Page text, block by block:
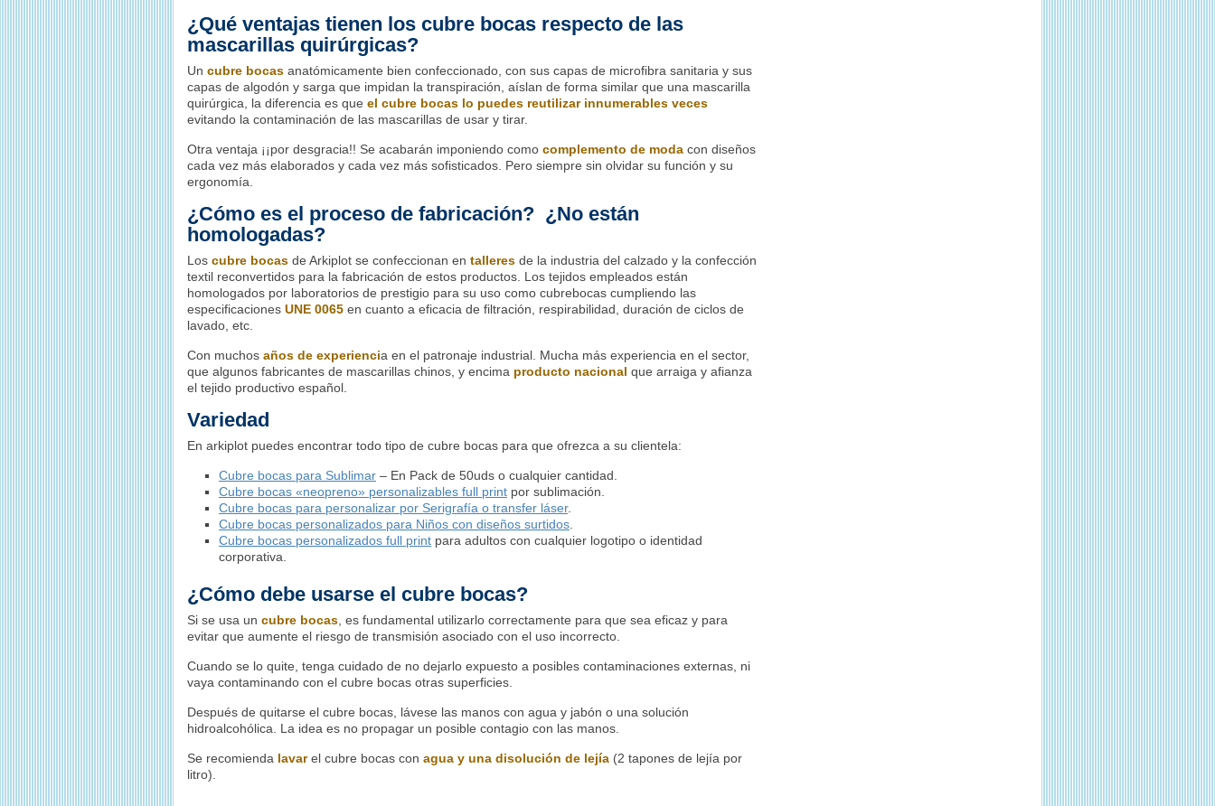
¿Qué ventajas tienen los cubre bocas respecto de las
mascarillas quirúrgicas?
Un cubre bocas anatómicamente bien confeccionado, con sus capas de microfibra sanitaria y sus
capas de algodón y sarga que impidan la transpiración, aíslan de forma similar que una mascarilla
quirúrgica, la diferencia es que el cubre bocas lo puedes reutilizar innumerables veces
evitando la contaminación de las mascarillas de usar y tirar.
Otra ventaja ¡¡por desgracia!! Se acabarán imponiendo como complemento de moda con diseños
cada vez más elaborados y cada vez más sofisticados. Pero siempre sin olvidar su función y su
ergonomía.
¿Cómo es el proceso de fabricación? ¿No están
homologadas?
Los cubre bocas de Arkiplot se confeccionan en talleres de la industria del calzado y la confección
textil reconvertidos para la fabricación de estos productos. Los tejidos empleados están
homologados por laboratorios de prestigio para su uso como cubrebocas cumpliendo las
especificaciones UNE 0065 en cuanto a eficacia de filtración, respirabilidad, duración de ciclos de
lavado, etc.
Con muchos años de experiencia en el patronaje industrial. Mucha más experiencia en el sector,
que algunos fabricantes de mascarillas chinos, y encima producto nacional que arraiga y afianza
el tejido productivo español.
Variedad
En arkiplot puedes encontrar todo tipo de cubre bocas para que ofrezca a su clientela:
Cubre bocas para Sublimar – En Pack de 50uds o cualquier cantidad.
Cubre bocas «neopreno» personalizables full print por sublimación.
Cubre bocas para personalizar por Serigrafía o transfer láser.
Cubre bocas personalizados para Niños con diseños surtidos
Cubre bocas personalizados full print para adultos con cualquier logotipo o identidad
corporativa.
¿Cómo debe usarse el cubre bocas?
Si se usa un cubre bocas , es fundamental utilizarlo correctamente para que sea eficaz y para
evitar que aumente el riesgo de transmisión asociado con el uso incorrecto.
Cuando se lo quite, tenga cuidado de no dejarlo expuesto a posibles contaminaciones externas, ni
vaya contaminando con el cubre bocas otras superficies.
Después de quitarse el cubre bocas, lávese las manos con agua y jabón o una solución
hidroalcohólica. La idea es no propagar un posible contagio con las manos.
Se recomienda lavarel cubre bocas con agua y una disolución de lejía (2 tapones de lejía por
litro).